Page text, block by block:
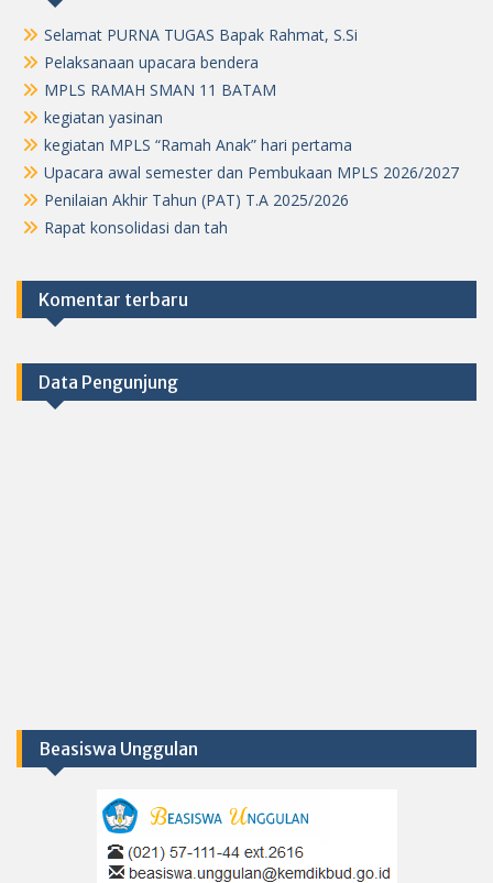
Selamat PURNA TUGAS Bapak Rahmat, S.Si
Pelaksanaan upacara bendera
MPLS RAMAH SMAN 11 BATAM
kegiatan yasinan
kegiatan MPLS “Ramah Anak” hari pertama
Upacara awal semester dan Pembukaan MPLS 2026/2027
Penilaian Akhir Tahun (PAT) T.A 2025/2026
Rapat konsolidasi dan tah
Komentar terbaru
Data Pengunjung
Beasiswa Unggulan